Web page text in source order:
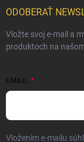
ODOBERAŤ
Vložte svoj e-mail a
produktoch na
EMAIL
Vložením e-mailu